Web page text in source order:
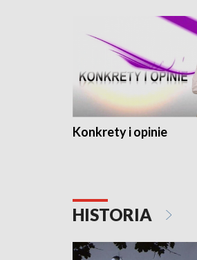
Konkrety i opinie
HISTORIA